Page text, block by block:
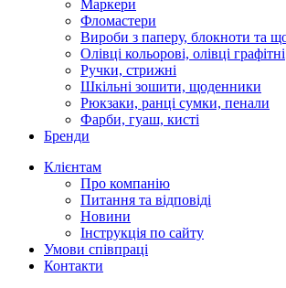
Маркери
Фломастери
Вироби з паперу, блокноти та
Олівці кольорові, олівці графітні
Ручки, стрижні
Шкільні зошити, щоденники
Рюкзаки, ранці сумки, пенали
Фарби, гуаш, кисті
Бренди
Клієнтам
Про компанію
Питання та відповіді
Новини
Інструкція по сайту
Умови співпраці
Контакти